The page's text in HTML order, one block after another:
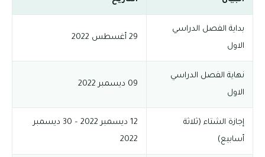
بداية الفصل الدراسي
الاول
29 أغسطس 2022
نهاية الفصل الدراسي
الاول
09 ديسمبر 2022
إجازة الشتاء (ثلاثة
أسابيع)
12 ديسمبر 2022 – 30 ديسمبر
2022